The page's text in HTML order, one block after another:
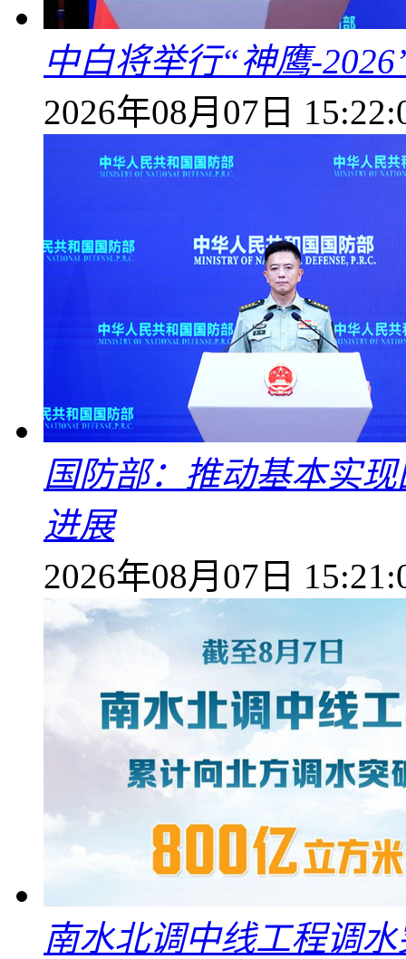
中白将举行“神鹰-
2026年08月07日
国防部：推动基本实
进展
2026年08月07日
南水北调中线工程调